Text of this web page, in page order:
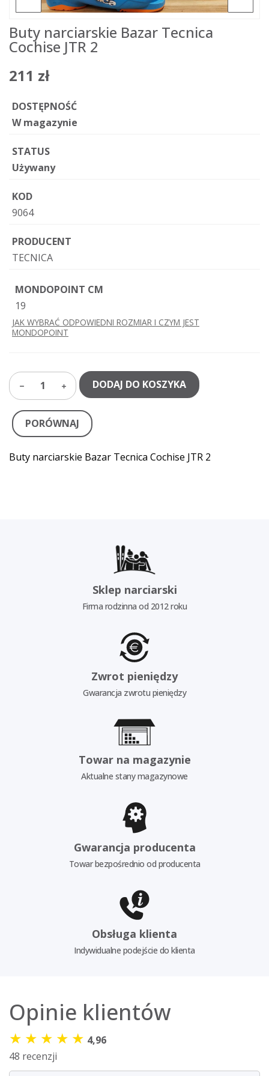
Buty narciarskie Bazar Tecnica
Cochise JTR 2
211 zł
DOSTĘPNOŚĆ
W magazynie
STATUS
Używany
KOD
9064
PRODUCENT
TECNICA
MONDOPOINT CM
19
JAK WYBRAĆ ODPOWIEDNI ROZMIAR I CZYM JEST
MONDOPOINT
1 DODAJ DO KOSZYKA
PORÓWNAJ
Buty narciarskie Bazar Tecnica Cochise JTR 2
Sklep narciarski
Firma rodzinna od 2012 roku
Zwrot pieniędzy
Gwarancja zwrotu pieniędzy
Towar na magazynie
Aktualne stany magazynowe
Gwarancja producenta
Towar bezpośrednio od producenta
Obsługa klienta
Indywidualne podejście do klienta
Opinie klientów
★ ★ ★ ★ ★ 4,96
48 recenzji